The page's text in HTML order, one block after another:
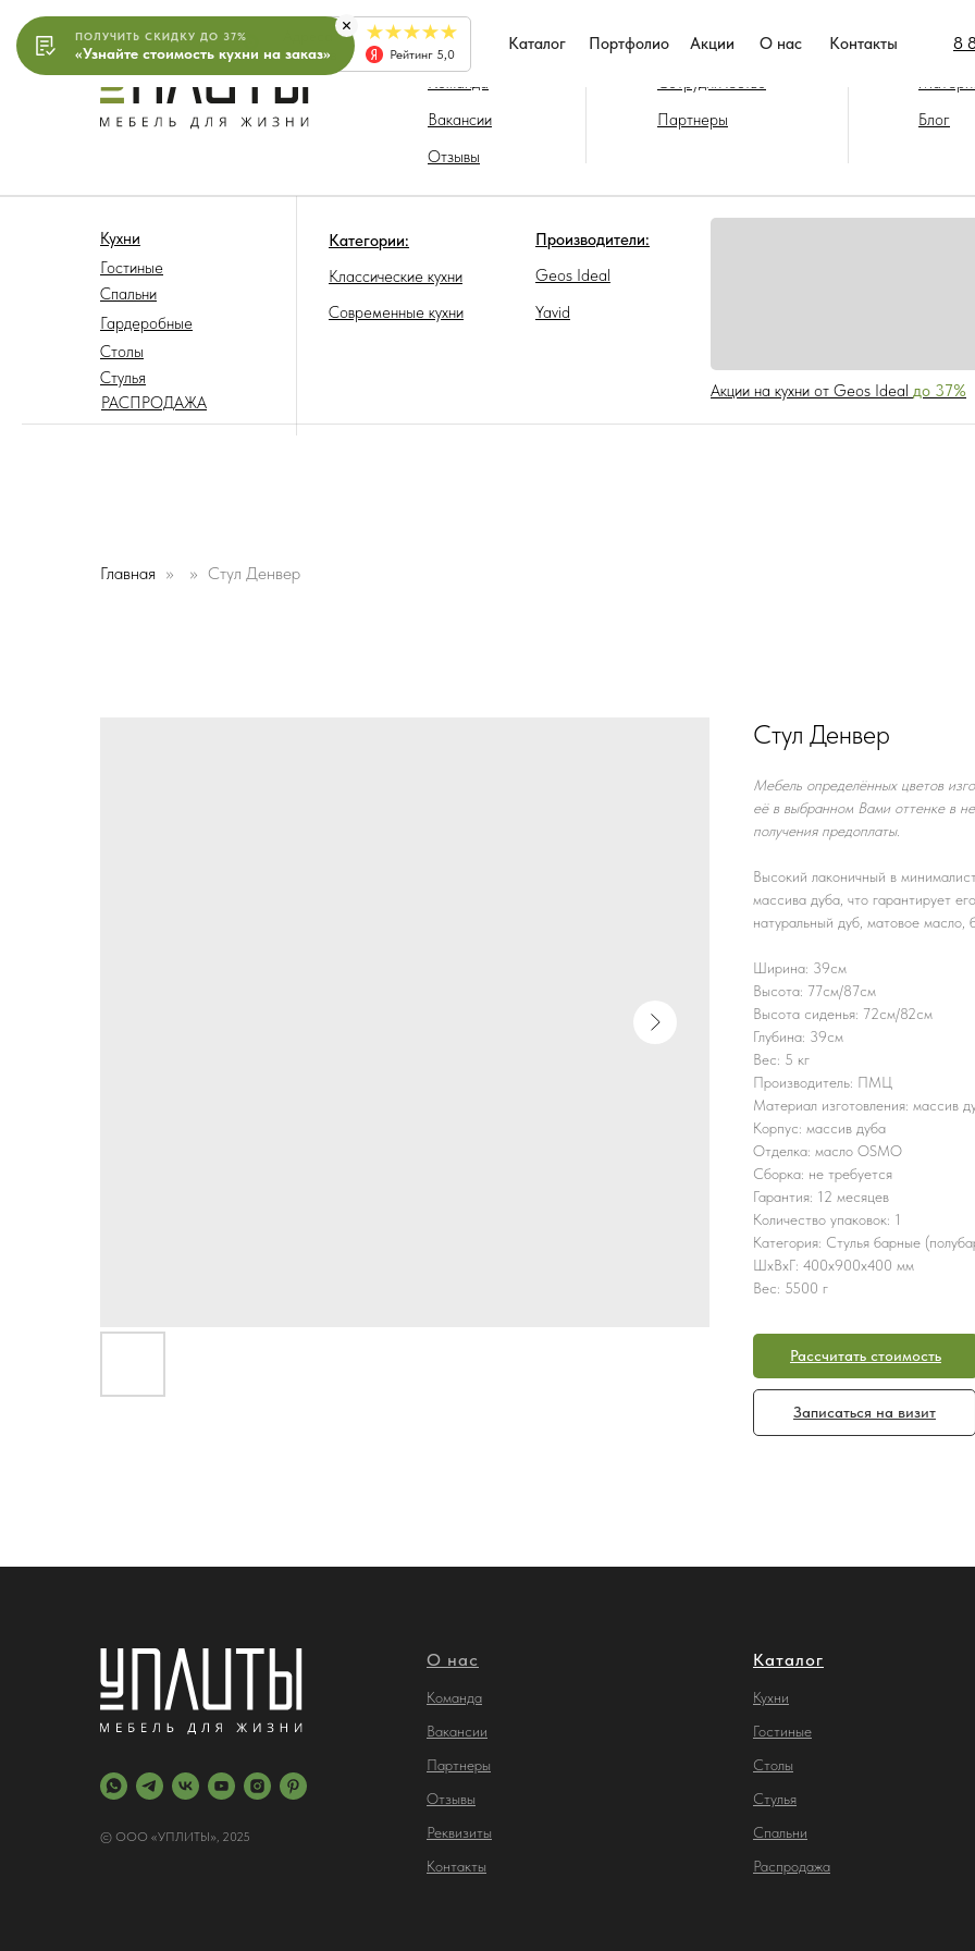
8
Рейтинг 5,0
салонов
Каталог О нас
Акции
Портфолио Контакты
Команда
О компании
Покупателям
Сотрудничество
Партнеры
Блог
Вакансии
Отзывы
Столы
Стулья
РАСПРОДАЖА
Гардеробные
Спальни
Гостиные
Кухни
Yavid
Geos Ideal
Современные кухни
Классические кухни
Акции на кухни от Geos Ideal до 37%
Производители:
Категории:
Главная Стул Денвер
Стул Денвер
Мебель определённых цветов
её в выбранном Вами оттенке в
получения предоплаты.
Высокий лаконичный в
массива дуба, что гарантирует
натуральный дуб, матовое масло,
Ширина: 39см
Высота: 77см/87см
Высота сиденья: 72см/82см
Глубина: 39см
Вес: 5 кг
Производитель: ПМЦ
Материал изготовления: массив
Корпус: массив дуба
Отделка: масло OSMO
Сборка: не требуется
Гарантия: 12 месяцев
Количество упаковок: 1
Категория: Стулья барные
ШxВxГ: 400x900x400 мм
Вес: 5500 г
Рассчитать стоимость
Записаться на визит
© ООО «УПЛИТЫ», 2025
О нас
Команда
Вакансии
Партнеры
Отзывы
Реквизиты
Контакты
Каталог
Кухни
Гостиные
Столы
Стулья
Спальни
Распродажа
ПОЛУЧИТЬ СКИДКУ ДО 37%
«Узнайте стоимость кухни на заказ»